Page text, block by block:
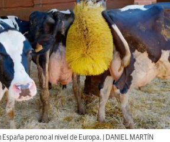
España pero no al nivel de Europa. | DANIEL MARTÍN